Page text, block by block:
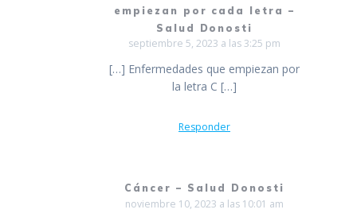
empiezan por cada letra –
Salud Donosti
septiembre 5, 2023 a las 3:25 pm
[…] Enfermedades que empiezan por
la letra C […]
Responder
Cáncer – Salud Donosti
noviembre 10, 2023 a las 10:01 am